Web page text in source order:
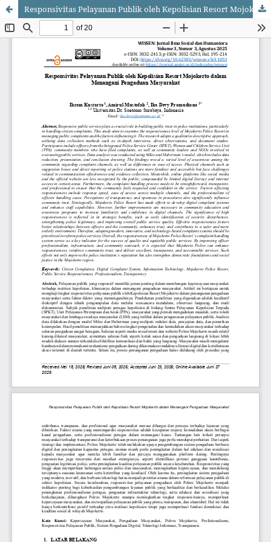
Responsivitas Pelayanan Publik oleh Kepolisian Resort Mojokerto dalam Menangani Pengaduan Masyarakat